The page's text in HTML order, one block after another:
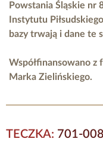
Powstania Śląskie nr
Instytutu
bazy trwają i dane te
Współfinansowano z
Marka Zielińskiego.
TECZKA: 701-